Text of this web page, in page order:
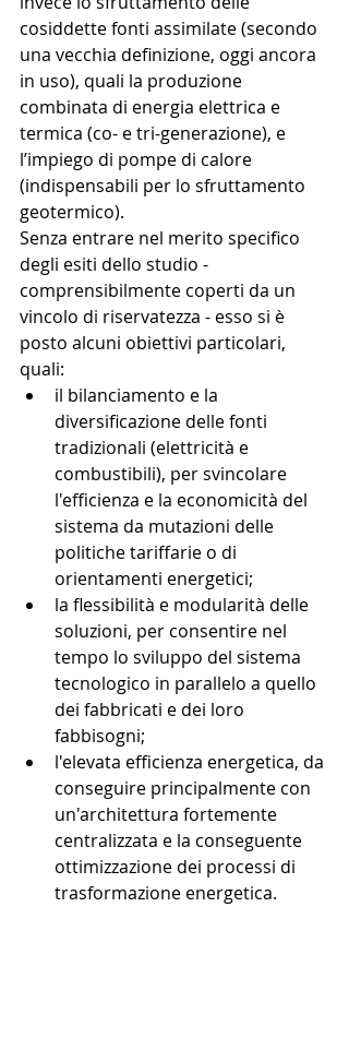
cosiddette fonti assimilate (secondo
una vecchia definizione, oggi ancora
in uso), quali la produzione
combinata di energia elettrica e
termica (co- e tri-generazione), e
l’impiego di pompe di calore
(indispensabili per lo sfruttamento
geotermico).
Senza entrare nel merito specifico
degli esiti dello studio -
comprensibilmente coperti da un
vincolo di riservatezza - esso si è
posto alcuni obiettivi particolari,
quali:
il bilanciamento e la
diversificazione delle fonti
tradizionali (elettricità e
combustibili), per svincolare
l'efficienza e la economicità del
sistema da mutazioni delle
politiche tariffarie o di
orientamenti energetici;
la flessibilità e modularità delle
soluzioni, per consentire nel
tempo lo sviluppo del sistema
tecnologico in parallelo a quello
dei fabbricati e dei loro
fabbisogni;
l'elevata efficienza energetica, da
conseguire principalmente con
un'architettura fortemente
centralizzata e la conseguente
ottimizzazione dei processi di
trasformazione energetica.